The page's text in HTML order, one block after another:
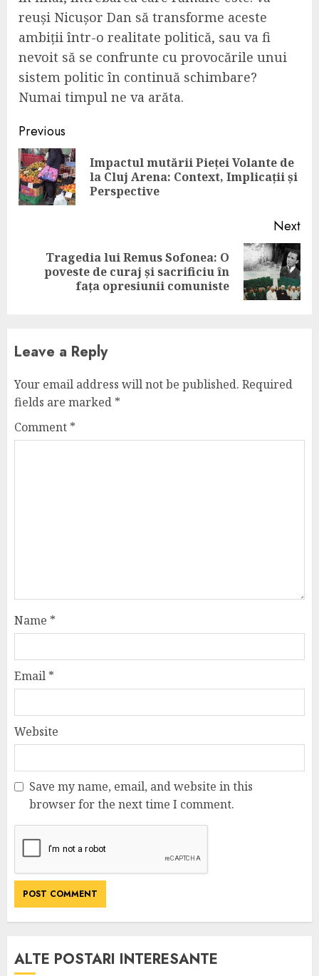
reuși Nicușor Dan să transforme aceste
ambiții într-o realitate politică, sau va fi
nevoit să se confrunte cu provocările unui
sistem politic în continuă schimbare?
Numai timpul ne va arăta.
Continue
Reading
Previous
Impactul mutării Pieței Volante de
la Cluj Arena: Context, Implicații și
Perspective
Next
Next
Tragedia lui Remus Sofonea: O
poveste de curaj și sacrificiu în
fața opresiunii comuniste
Leave a Reply
Your email address will not be published. Required
fields are marked *
Comment *
Name *
Email *
Website
Save my name, email, and website in this
browser for the next time I comment.
ALTE POSTARI INTERESANTE